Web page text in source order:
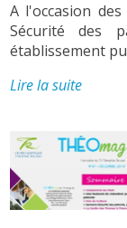
A l'occasion
Sécurité des
établissement
Lire la suite